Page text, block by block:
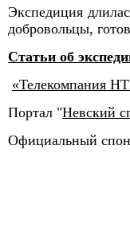
Экспедиция
добровольцы,
Статьи об
«Телекомпания
Портал "Невский
Официальный